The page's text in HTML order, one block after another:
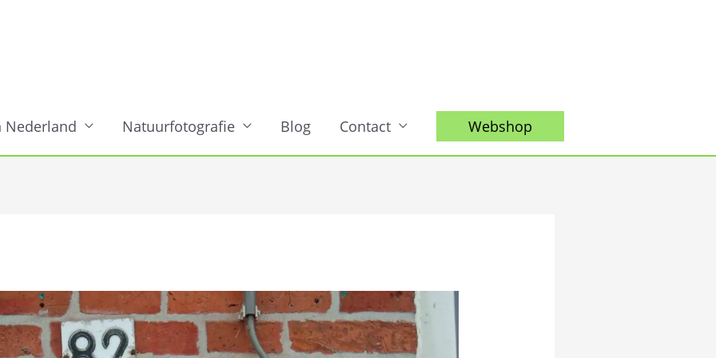
Nederland Natuurfotografie Blog Contact Webshop